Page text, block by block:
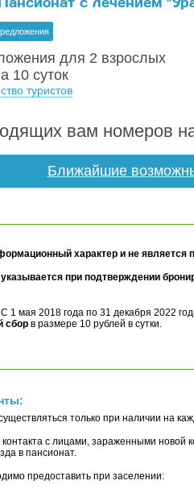
для 2 взрослых
10 суток
туристов
вам номеров
Ближайшие
характер и не является
при подтверждении
С 1 мая 2018 года по 31 декабря 2022
сборв размере 10 рублей в сутки.
только при наличии на
с лицами, зараженными новой
в пансионат.
предоставить при заселении: